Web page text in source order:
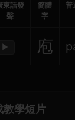
東話發
聲
簡體
字
普
▶ 庖
教學短片